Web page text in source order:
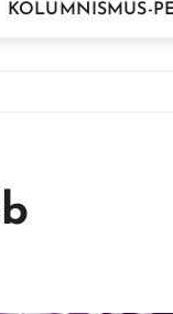
KOLUMNISMUS-